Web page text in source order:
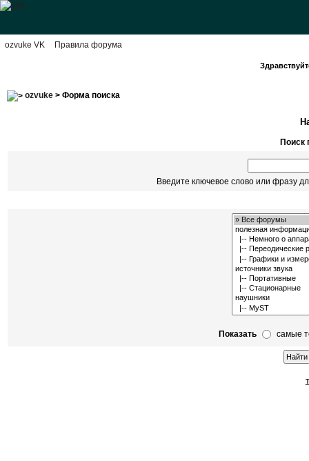
ozvuke VK Правила форума
ozvuke> Форма поиска
Поиск
Введите ключевое слово или фразу
Показать самые